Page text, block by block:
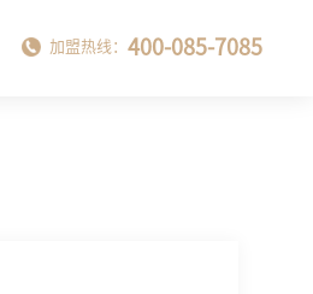
加盟热线：400-085-7085